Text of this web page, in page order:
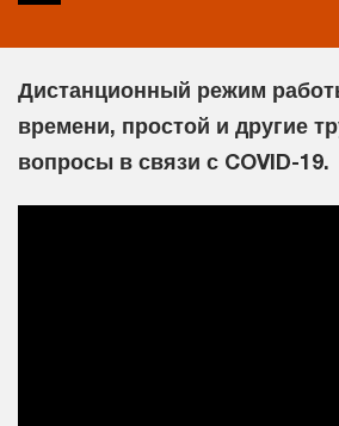
Дистанционный режим
времени, простой и другие
вопросы в связи с COVID-19.